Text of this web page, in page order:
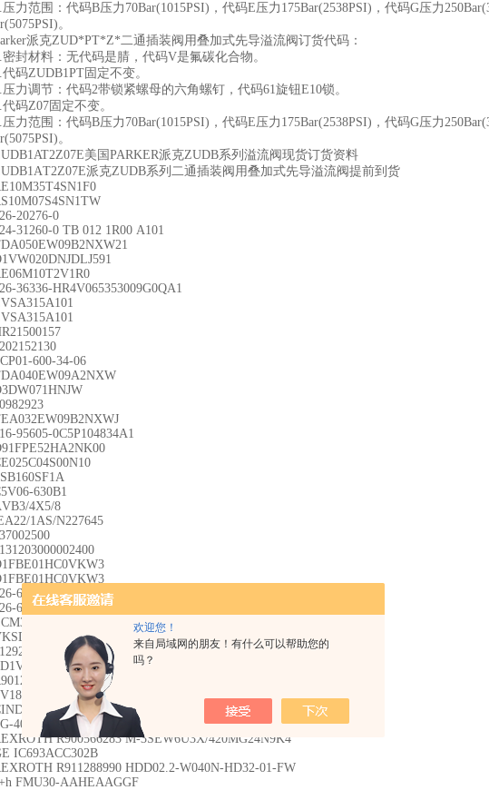
欢迎您！
来自局域网的朋友！有什么可以帮助您的
吗？
压力范围：代码B压力70Bar(1015PSI)，代码E压力175Bar(2538PSI)，代码G压力
。
派克ZUD*PT*Z*二通插装阀用叠加式先导溢流阀订货代码：
密封材料：无代码是腈，代码V是氟碳化合物。
代码ZUDB1PT固定不变。
压力调节：代码2带锁紧螺母的六角螺钉，代码61旋钮E10锁。
代码Z07固定不变。
压力范围：代码B压力70Bar(1015PSI)，代码E压力175Bar(2538PSI)，代码G压力
。
美国PARKER派克ZUDB系列溢流阀现货订货资料
派克ZUDB系列二通插装阀用叠加式先导溢流阀提前到货
20276-0
31260-0 TB 012 1R00 A101
36336-HR4V065353009G0QA1
600-34-06
95605-0C5P104834A1
630B1
4X5/8
1AS/N227645
67036-0C5V06611B1
67068-0C5V12-612-B1
BA24
3/4.0/P+V/20(UKF-3)20°3730873
EG24N9K4/M
B-PND-S290-L-K25-1
40519-G0O
R900566283 M-3SEW6U3X/420MG24N9K4
IC693ACC302B
R911288990 HDD02.2-W040N-HD32-01-FW
FMU30-AAHEAAGGF